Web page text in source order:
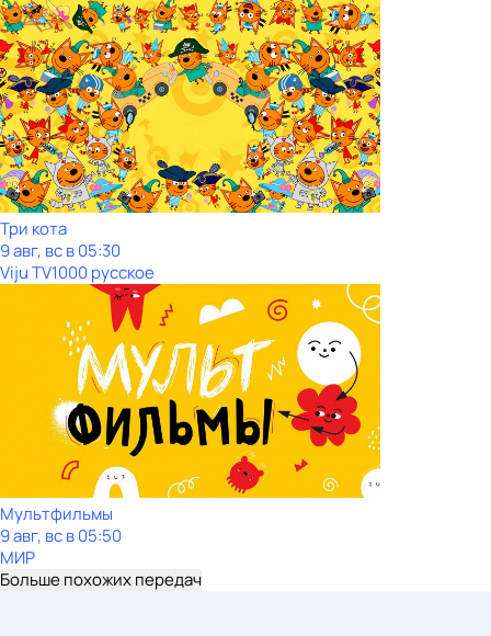
Три кота
9 авг, вс в 05:30
Viju TV1000 русское
Мультфильмы
9 авг, вс в 05:50
МИР
Больше похожих передач